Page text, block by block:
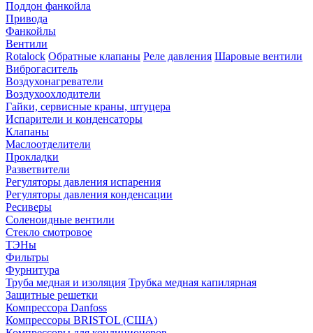
Поддон фанкойла
Привода
Фанкойлы
Вентили
Rotalock Обратные клапаны Реле давления Шаровые вентили
Виброгаситель
Воздухонагреватели
Воздухоохлодители
Гайки, сервисные краны, штуцера
Испарители и конденсаторы
Клапаны
Маслоотделители
Прокладки
Разветвители
Регуляторы давления испарения
Регуляторы давления конденсации
Ресиверы
Соленоидные вентили
Стекло смотровое
ТЭНы
Фильтры
Фурнитура
Труба медная и изоляция Трубка медная капилярная
Защитные решетки
Компрессора Danfoss
Компрессоры BRISTOL (США)